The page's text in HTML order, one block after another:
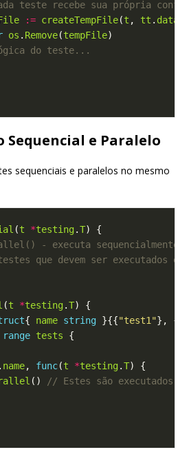
:= createTempFile(t , tt . data
os . Remove(tempFile
Sequencial e Paralelo
sequenciais e paralelos no mesmo
(t *testing.T
(t *testing.T
{ name string }{{"test1"}, {
range tests
. name, func(t *testing.T
()